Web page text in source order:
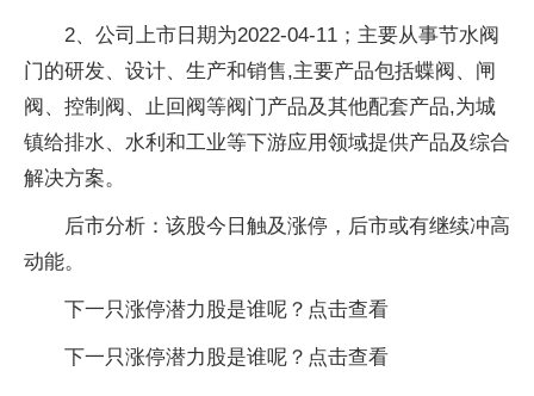
2、公司上市日期为2022-04-11；主要从事节水阀
门的研发、设计、生产和销售,主要产品包括蝶阀、闸
阀、控制阀、止回阀等阀门产品及其他配套产品,为城
镇给排水、水利和工业等下游应用领域提供产品及综合
解决方案。
后市分析：该股今日触及涨停，后市或有继续冲高
动能。
下一只涨停潜力股是谁呢？点击查看
下一只涨停潜力股是谁呢？点击查看